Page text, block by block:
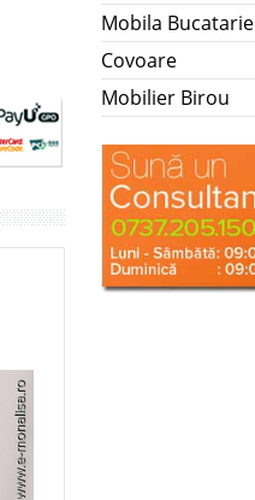
Mobila Bucatarie
Covoare
Mobilier Birou